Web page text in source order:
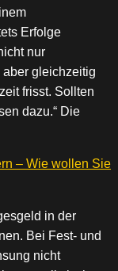
Erfolge
nur
gleichzeitig
frisst. Sollten
dazu.“ Die
– Wie wollen Sie
in der
Bei Fest- und
nicht